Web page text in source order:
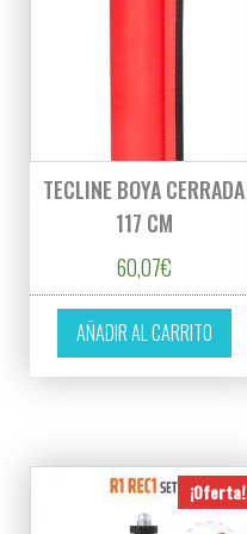
TECLINE BOYA CERRADA
117 CM
60,07€
AÑADIR AL CARRITO
¡Oferta!